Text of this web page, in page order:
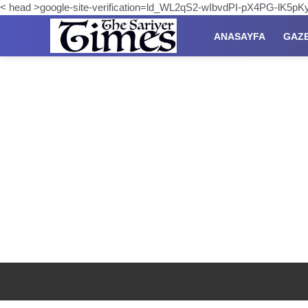
< head >google-site-verification=ld_WL2qS2-wIbvdPI-pX4PG-
ANASAYFA